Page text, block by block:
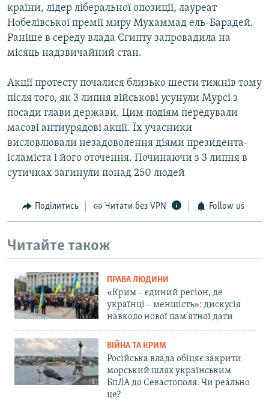
країни, лідер ліберальної опозиції, лауреат
Нобелівської премії миру Мухаммад ель-Барадей.
Раніше в середу влада Єгипту запровадила на
місяць надзвичайний стан.
Акції протесту почалися близько шести тижнів тому
після того, як 3 липня військові усунули Мурсі з
посади глави держави. Цим подіям передували
масові антиурядові акції. Їх учасники
висловлювали незадоволення діями президента-
ісламіста і його оточення. Починаючи з 3 липня в
сутичках загинули понад 250 людей
Поділитись Читати без VPN Follow us
Читайте також
ПРАВА ЛЮДИНИ
«Крим – єдиний регіон, де
українці – меншість»: дискусія
навколо нової пам'ятної дати
ВІЙНА ТА КРИМ
Російська влада обіцяє закрити
морський шлях українським
БпЛА до Севастополя. Чи реально
це?